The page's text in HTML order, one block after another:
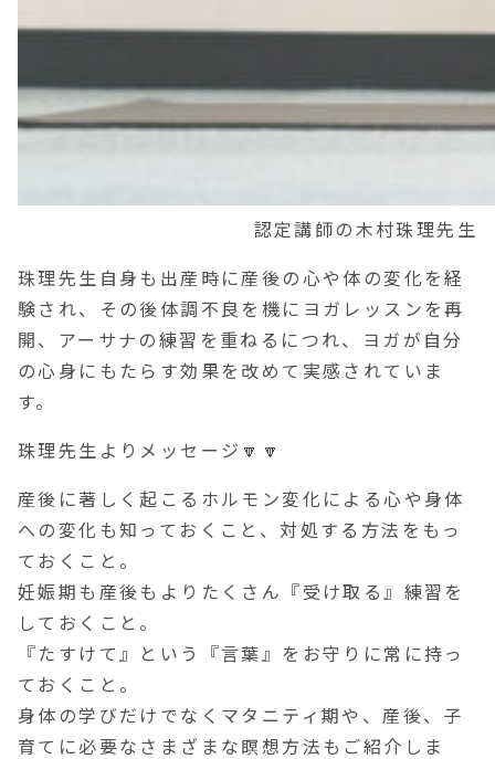
認定講師の木村珠理先生
珠理先生自身も出産時に産後の心や体の変化を経
験され、その後体調不良を機にヨガレッスンを再
開、アーサナの練習を重ねるにつれ、ヨガが自分
の心身にもたらす効果を改めて実感されていま
す。
珠理先生よりメッセージ🔽🔽
産後に著しく起こるホルモン変化による心や身体
への変化も知っておくこと、対処する方法をもっ
ておくこと。
妊娠期も産後もよりたくさん『受け取る』練習を
しておくこと。
『たすけて』という『言葉』を お守りに常に持っ
ておくこと。
身体の学びだけでなくマタニティ期や、産後、子
育てに必要なさまざまな瞑想方法もご紹介しま